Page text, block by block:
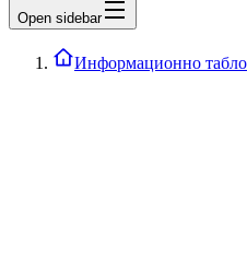
Open sidebar
Информационно табло